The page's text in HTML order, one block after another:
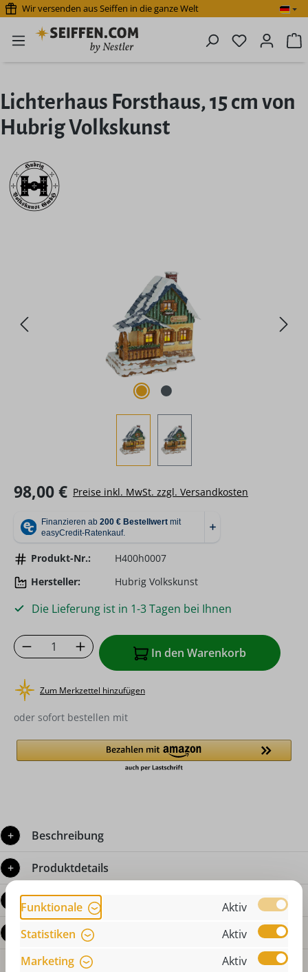
Zum Hauptinhalt springen
Wir versenden aus Seiffen in die ganze Welt
Du hast 0
Lichterhaus Forsthaus, 15 cm von
Hubrig Volkskunst
Regulärer Preis:
98,00 € Preise inkl. MwSt. zzgl. Versandkosten
Produkt-Nr.:
H400h0007
Hersteller:
Hubrig Volkskunst
Die Lieferung ist in 1-3 Tagen bei Ihnen
Produkt Anzahl: Gib den gewünschten
In den Warenkorb
Zum Merkzettel hinzufügen
oder sofort bestellen mit
Beschreibung
Produktdetails
Bewertungen
Fragen zum Produkt
Funktionale
Aktiv
Statistiken
Aktiv
Marketing
Aktiv